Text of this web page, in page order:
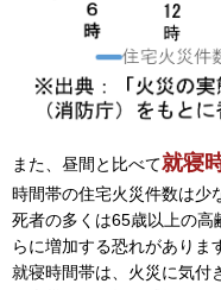
また、昼間と比べて就寝
時間帯の住宅火災件数は少
死者の多くは65歳以上の高
らに増加する恐れがありま
就寝時間帯は、火災に気付